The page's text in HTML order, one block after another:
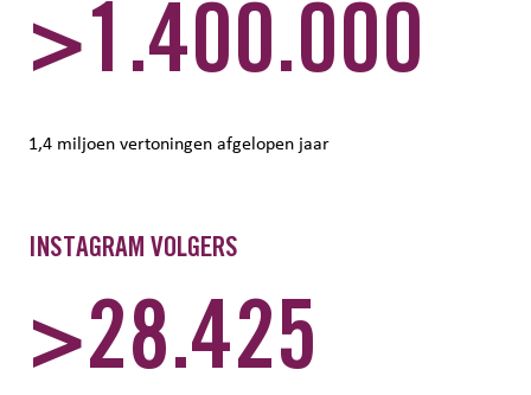
>1.400.000
1,4 miljoen vertoningen afgelopen jaar
INSTAGRAM VOLGERS
>28.425